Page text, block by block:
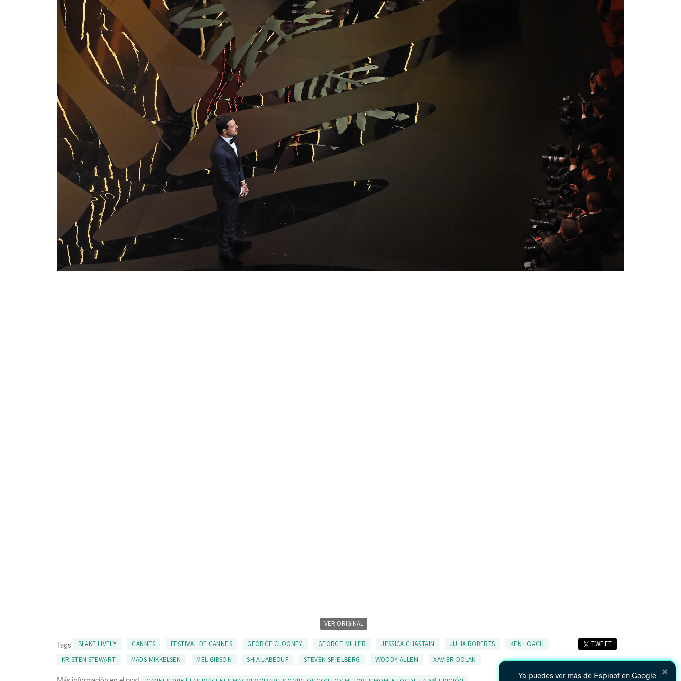
VER ORIGINAL
TWEET
Tags BLAKE LIVELY CANNES FESTIVAL DE CANNES GEORGE CLOONEY GEORGE MILLER JESSICA CHASTAIN JULIA ROBERTS
KEN LOACH
KRISTEN STEWART
MADS MIKKELSEN MEL GIBSON SHIA LABEOUF STEVEN SPIELBERG WOODY ALLEN XAVIER DOLAN
×
Ya puedes ver más de Espinof en Google